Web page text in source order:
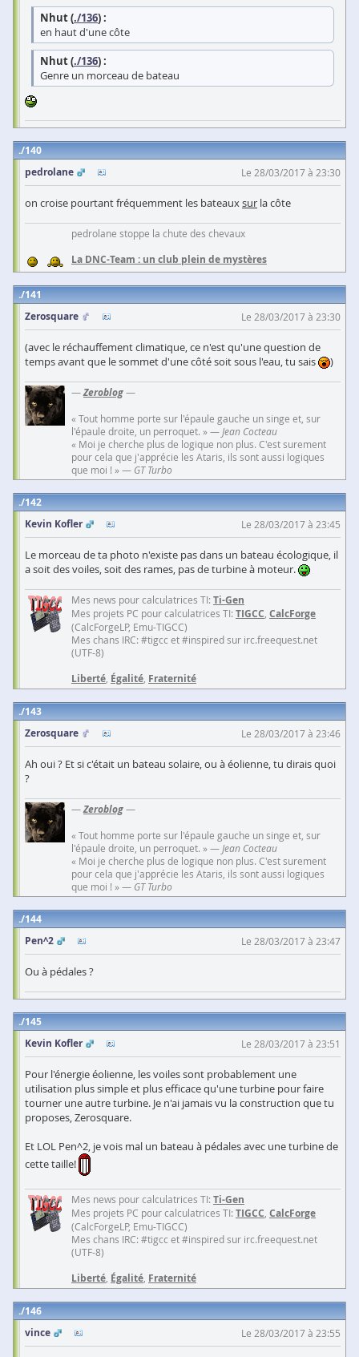
Nhut (./136) :
en haut d'une côte
Nhut (./136) :
Genre un morceau de bateau
140
pedrolane
Le 28/03/2017 à 23:30
on croise pourtant fréquemment les bateauxsur la côte
pedrolane stoppe la chute des chevaux
La DNC-Team : un club plein de mystères
141
Zerosquare
Le 28/03/2017 à 23:30
(avec le réchauffement climatique, ce n'est qu'une question de
temps avant que le sommet d'une côté soit sous l'eau, tu sais
)
—Zeroblog—
« Tout homme porte sur l'épaule gauche un singe et, sur
l'épaule droite, un perroquet. » — Jean Cocteau
« Moi je cherche plus de logique non plus. C'est surement
pour cela que j'apprécie les Ataris, ils sont aussi logiques
que moi ! » — GT Turbo
142
Kevin Kofler
Le 28/03/2017 à 23:45
Le morceau de ta photo n'existe pas dans un bateau écologique, il
a soit des voiles, soit des rames, pas de turbine à moteur.
Mes news pour calculatrices TI: Ti-Gen
Mes projets PC pour calculatrices TI: TIGCC CalcForge
(CalcForgeLP, Emu-TIGCC)
Mes chans IRC: #tigcc et #inspired sur irc.freequest.net
(UTF-8)
Liberté Égalité Fraternité
143
Zerosquare
Le 28/03/2017 à 23:46
Ah oui ? Et si c'était un bateau solaire, ou à éolienne, tu dirais quoi
?
—Zeroblog—
« Tout homme porte sur l'épaule gauche un singe et, sur
l'épaule droite, un perroquet. » — Jean Cocteau
« Moi je cherche plus de logique non plus. C'est surement
pour cela que j'apprécie les Ataris, ils sont aussi logiques
que moi ! » — GT Turbo
144
Pen^2
Le 28/03/2017 à 23:47
Ou à pédales ?
145
Kevin Kofler
Le 28/03/2017 à 23:51
Pour l'énergie éolienne, les voiles sont probablement une
utilisation plus simple et plus efficace qu'une turbine pour faire
tourner une autre turbine. Je n'ai jamais vu la construction que tu
proposes, Zerosquare.
Et LOL Pen^2, je vois mal un bateau à pédales avec une turbine de
cette taille!
Mes news pour calculatrices TI: Ti-Gen
Mes projets PC pour calculatrices TI: TIGCC CalcForge
(CalcForgeLP, Emu-TIGCC)
Mes chans IRC: #tigcc et #inspired sur irc.freequest.net
(UTF-8)
Liberté Égalité Fraternité
146
vince
Le 28/03/2017 à 23:55